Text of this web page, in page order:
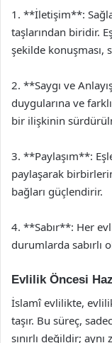
1. **İletişim**:
taşlarından biridir.
şekilde konuşması,
2. **Saygı ve
duygularına ve
bir ilişkinin
3. **Paylaşım**:
paylaşarak
bağları güçlendirir.
4. **Sabır**: Her
durumlarda sabırlı
Evlilik Öncesi
İslamî evlilikte,
taşır. Bu süreç,
sınırlı değildir;